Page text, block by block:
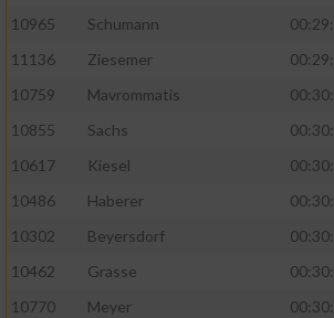
10965
Schumann
11136
Ziesemer
10759
Mavrommatis
10855
Sachs
10617
Kiesel
10486
Haberer
10302
Beyersdorf
10462
Grasse
10770
Meyer